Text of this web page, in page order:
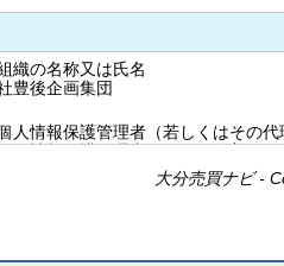
織の名称又は氏名
豊後企画集団
個人情報保護管理者（若しくはその
報保護管理者：飯田 久美
ール ：bunkiprivacy@bunki.jp
大分売買ナビ -